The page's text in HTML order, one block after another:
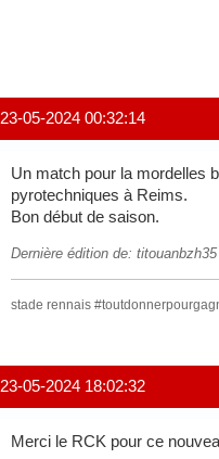
23-05-2024 00:32:14
Un match pour la mordelles
pyrotechniques à Reims.
Bon début de saison.
Dernière édition de:
stade rennais
23-05-2024 18:02:32
Merci le RCK pour ce